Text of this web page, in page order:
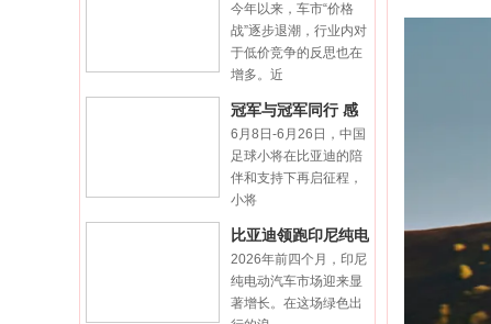
均客单价成自主车企
价值
今年以来，车市“价格
战”逐步退潮，行业内对
于低价竞争的反思也在
增多。近
冠军与冠军同行 感
受南美足球狂欢
6月8日-6月26日，中国
足球小将在比亚迪的陪
伴和支持下再启征程，
小将
比亚迪领跑印尼纯电
市场，前四个月销量
突破
2026年前四个月，印尼
纯电动汽车市场迎来显
著增长。在这场绿色出